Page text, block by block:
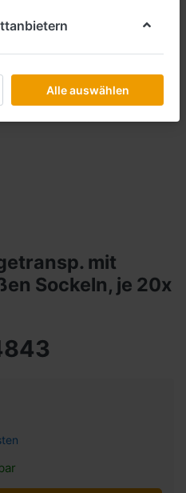
mit
Sockeln, je 20x
Alle auswählen